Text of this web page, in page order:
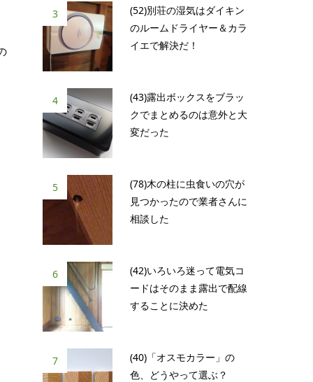
3
(52)別荘の湿気はダイキン
のルームドライヤー＆カラ
イエで解決だ！
4
(43)露出ボックスをブラッ
クでまとめるのは意外と大
変だった
5
(78)木の柱に虫食いの穴が
見つかったので業者さんに
相談した
6
(42)いろいろ迷って電気コ
ードはそのまま露出で配線
することに決めた
7
(40)「オスモカラー」の
色、どうやって選ぶ？